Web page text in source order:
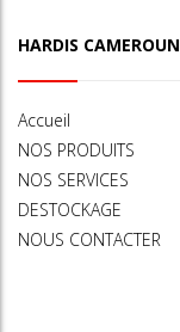
HARDIS CAMEROUN
Accueil
NOS PRODUITS
NOS SERVICES
DESTOCKAGE
NOUS CONTACTER